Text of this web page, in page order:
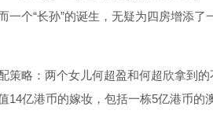
个“长孙”的诞生，无疑为四房增添了
策略：两个女儿何超盈和何超欣拿到的
亿港币的嫁妆，包括一栋5亿港币的